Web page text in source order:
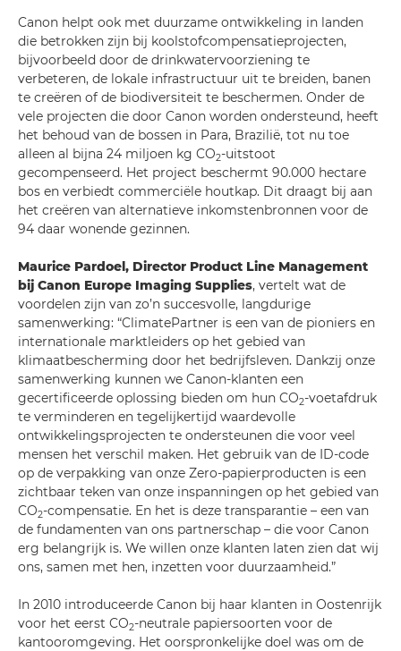
Canon helpt ook met duurzame ontwikkeling in landen
die betrokken zijn bij koolstofcompensatieprojecten,
bijvoorbeeld door de drinkwatervoorziening te
verbeteren, de lokale infrastructuur uit te breiden, banen
te creëren of de biodiversiteit te beschermen. Onder de
vele projecten die door Canon worden ondersteund, heeft
het behoud van de bossen in Para, Brazilië, tot nu toe
alleen al bijna 24 miljoen kg CO2-uitstoot
gecompenseerd. Het project beschermt 90.000 hectare
bos en verbiedt commerciële houtkap. Dit draagt bij aan
het creëren van alternatieve inkomstenbronnen voor de
94 daar wonende gezinnen.
Maurice Pardoel, Director Product Line Management
bij Canon Europe Imaging Supplies, vertelt wat de
voordelen zijn van zo’n succesvolle, langdurige
samenwerking: “ClimatePartner is een van de pioniers en
internationale marktleiders op het gebied van
klimaatbescherming door het bedrijfsleven. Dankzij onze
samenwerking kunnen we Canon-klanten een
gecertificeerde oplossing bieden om hun CO2-voetafdruk
te verminderen en tegelijkertijd waardevolle
ontwikkelingsprojecten te ondersteunen die voor veel
mensen het verschil maken. Het gebruik van de ID-code
op de verpakking van onze Zero-papierproducten is een
zichtbaar teken van onze inspanningen op het gebied van
CO2-compensatie. En het is deze transparantie – een van
de fundamenten van ons partnerschap – die voor Canon
erg belangrijk is. We willen onze klanten laten zien dat wij
ons, samen met hen, inzetten voor duurzaamheid.”
In 2010 introduceerde Canon bij haar klanten in Oostenrijk
voor het eerst CO2-neutrale papiersoorten voor de
kantooromgeving. Het oorspronkelijke doel was om de